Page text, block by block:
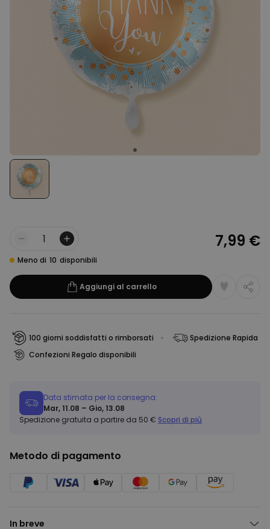
volte
Personalizzabile
Telo Mare Personalizzato in
Stile Fumetto
34,99 €
Personalizzabile
Quantità
Meno di 10 disponibili
7,99 €
Aggiungi al carrello
100 giorni soddisfatti o rimborsati
Spedizione Rapida
Confezioni Regalo disponibili
Data stimata per la consegna:
Mar, 11.08 – Gio, 13.08
Spedizione gratuita a partire da 50 € Scopri di più
Metodo di pagamento
In breve